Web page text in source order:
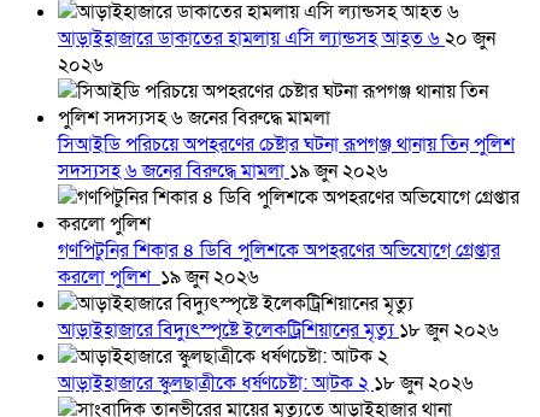
আড়াইহাজারে ডাকাতের হামলায় এসি ল্যান্ডসহ আহত ৬২০ জুন
২০২৬
সিআইডি পরিচয়ে অপহরণের চেষ্টার ঘটনা রূপগঞ্জ থানায় তিন পুলিশ
সদস্যসহ ৬ জনের বিরুদ্ধে মামলা ১৯ জুন ২০২৬
গণপিটুনির শিকার ৪ ডিবি পুলিশকে অপহরণের অভিযোগে গ্রেপ্তার
করলো পুলিশ ১৯ জুন ২০২৬
আড়াইহাজারে বিদ্যুৎস্পৃষ্টে ইলেকট্রিশিয়ানের মৃত্যু১৮ জুন ২০২৬
আড়াইহাজারে স্কুলছাত্রীকে ধর্ষণচেষ্টা: আটক ২ ১৮ জুন ২০২৬